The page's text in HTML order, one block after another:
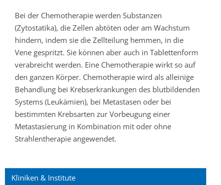
Bei der Chemotherapie werden Substanzen
(Zytostatika), die Zellen abtöten oder am Wachstum
hindern, indem sie die Zellteilung hemmen, in die
Vene gespritzt. Sie können aber auch in Tablettenform
verabreicht werden. Eine Chemotherapie wirkt so auf
den ganzen Körper. Chemotherapie wird als alleinige
Behandlung bei Krebserkrankungen des blutbildenden
Systems (Leukämien), bei Metastasen oder bei
bestimmten Krebsarten zur Vorbeugung einer
Metastasierung in Kombination mit oder ohne
Strahlentherapie angewendet.
Kliniken & Institute